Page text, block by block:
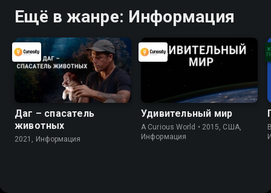
Ещё в жанре: Информация
Даг – спасатель
животных
2021, Информация
Удивительный мир
A Curious World • 2015, США,
Информация